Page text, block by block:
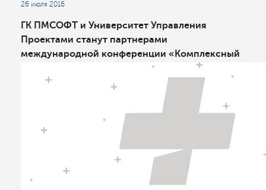
26 июля 2016
ГК ПМСОФТ и Университет Управления
Проектами станут партнерами
международной конференции «Комплексный
инжиниринг в нефтедобыче: опыт, инновации,
развитие»